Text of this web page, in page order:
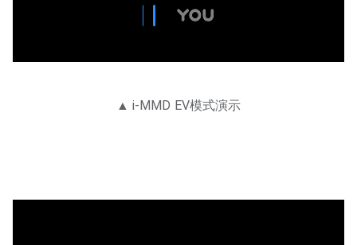
▲ i-MMD EV模式演示